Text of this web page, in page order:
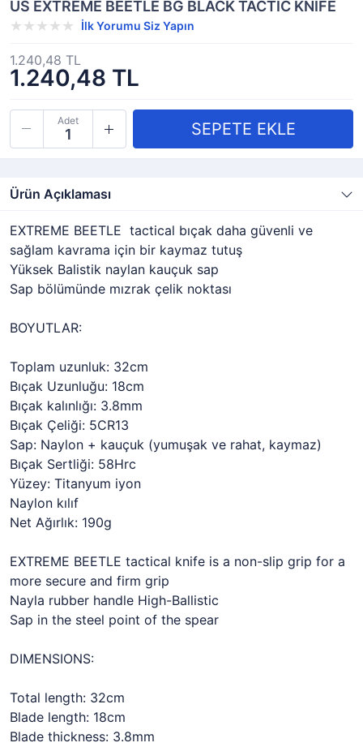
US EXTREME BEETLE BG BLACK TACTIC KNIFE
İlk Yorumu Siz Yapın
1.240,48 TL
1.240,48 TL
Adet
Ürün Açıklaması
EXTREME BEETLE tactical bıçak daha güvenli ve
sağlam kavrama için bir kaymaz tutuş
Yüksek Balistik naylan kauçuk sap
Sap bölümünde mızrak çelik noktası
BOYUTLAR:
Toplam uzunluk: 32cm
Bıçak Uzunluğu: 18cm
Bıçak kalınlığı: 3.8mm
Bıçak Çeliği: 5CR13
Sap: Naylon + kauçuk (yumuşak ve rahat, kaymaz)
Bıçak Sertliği: 58Hrc
Yüzey: Titanyum iyon
Naylon kılıf
Net Ağırlık: 190g
EXTREME BEETLE tactical knife is a non-slip grip for a
more secure and firm grip
Nayla rubber handle High-Ballistic
Sap in the steel point of the spear
DIMENSIONS:
Total length: 32cm
Blade length: 18cm
Blade thickness: 3.8mm